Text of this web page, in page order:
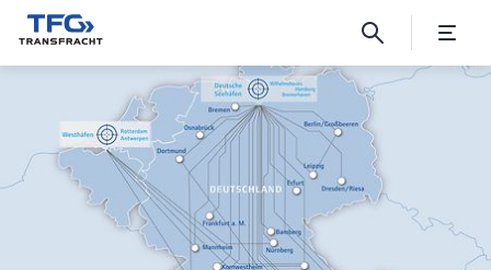
Umweltfreundlich durch’s